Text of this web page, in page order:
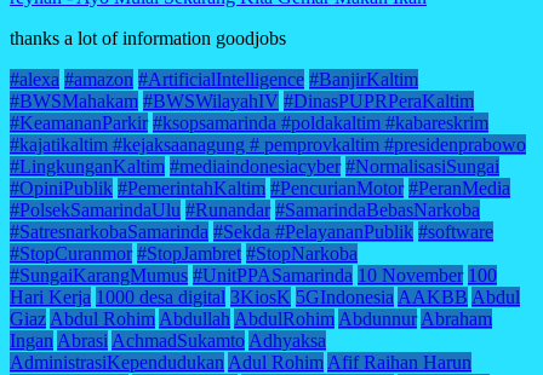
thanks a lot of information goodjobs
#alexa #amazon #ArtificialIntelligence #BanjirKaltim
#BWSMahakam #BWSWilayahIV #DinasPUPRPeraKaltim
#KeamananParkir #ksopsamarinda #poldakaltim #kabareskrim
#kajatikaltim #kejaksaanagung # pemprovkaltim #presidenprabowo
#LingkunganKaltim #mediaindonesiacyber #NormalisasiSungai
#OpiniPublik #PemerintahKaltim #PencurianMotor #PeranMedia
#PolsekSamarindaUlu #Runandar #SamarindaBebasNarkoba
#SatresnarkobaSamarinda #Sekda #PelayananPublik #software
#StopCuranmor #StopJambret #StopNarkoba
#SungaiKarangMumus #UnitPPASamarinda 10 November 100
Hari Kerja 1000 desa digital 3KiosK 5GIndonesia AAKBB Abdul
Giaz Abdul Rohim Abdullah AbdulRohim Abdunnur Abraham
Ingan Abrasi AchmadSukamto Adhyaksa
AdministrasiKependudukan Adul Rohim Afif Raihan Harun